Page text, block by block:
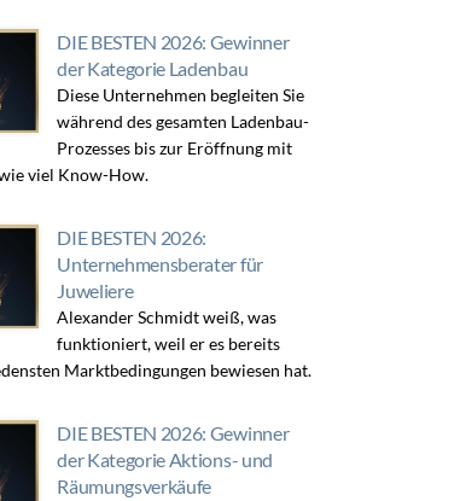
DIE BESTEN 2026: Gewinner
der Kategorie Ladenbau
Diese Unternehmen begleiten Sie
während des gesamten Ladenbau-
Prozesses bis zur Eröffnung mit
viel Know-How.
DIE BESTEN 2026:
Unternehmensberater für
Juweliere
Alexander Schmidt weiß, was
funktioniert, weil er es bereits
Marktbedingungen bewiesen hat.
DIE BESTEN 2026: Gewinner
der Kategorie Aktions- und
Räumungsverkäufe